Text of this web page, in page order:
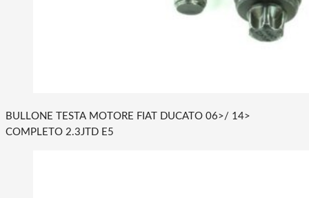
BULLONE TESTA MOTORE FIAT DUCATO 06>/ 14>
COMPLETO 2.3JTD E5